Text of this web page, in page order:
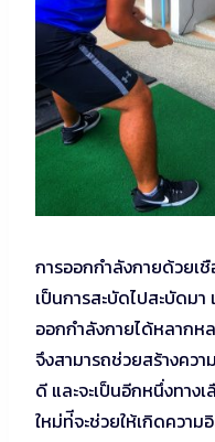
การออกกำลังกายด้วยเ
เป็นการสะบัดไปสะบัดม
ออกกำลังกายได้หลาก
จึงสามารถช่วยสร้างคว
ดี และจะเป็นอีกหนึ่งทาง
ใหม่ท่ีจะช่วยให้เกิดความ